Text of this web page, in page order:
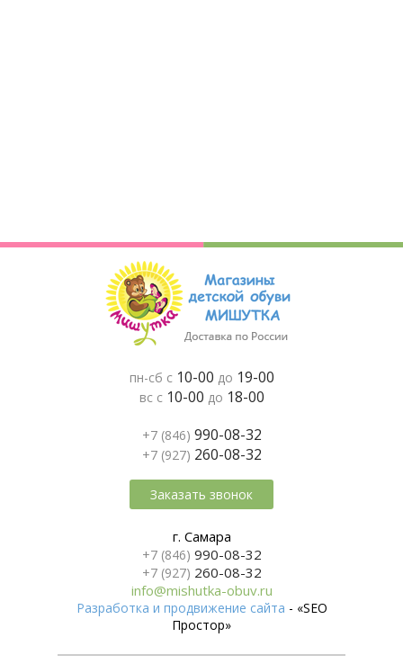
пн-сб с 10-00 до 19-00
вс с 10-00 до 18-00
+7 (846) 990-08-32
+7 (927) 260-08-32
Заказать звонок
г. Самара
+7 (846) 990-08-32
+7 (927) 260-08-32
info@mishutka-obuv.ru
Разработка и продвижение сайта - «SEO
Простор»